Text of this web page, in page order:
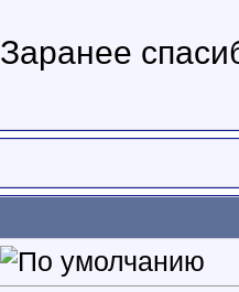
Заранее